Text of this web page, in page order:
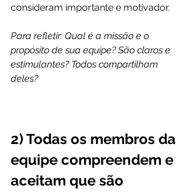
consideram importante e motivador.
Para refletir: Qual é a missão e o
propósito de sua equipe? São claros e
estimulantes? Todos compartilham
deles?
2) Todas os membros da
equipe compreendem e
aceitam que são